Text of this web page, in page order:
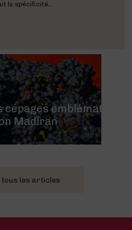
la spécificité...
emblématiques
Madiran
tous les articles